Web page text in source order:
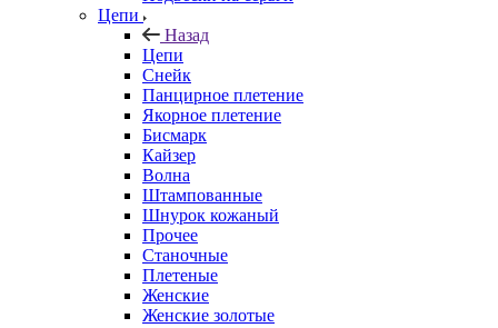
Цепи
Назад
Цепи
Снейк
Панцирное плетение
Якорное плетение
Бисмарк
Кайзер
Волна
Штампованные
Шнурок кожаный
Прочее
Станочные
Плетеные
Женские
Женские золотые